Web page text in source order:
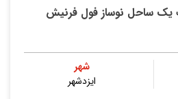
یک ساحل نوساز فول فرنیش
شهر
ایزدشهر